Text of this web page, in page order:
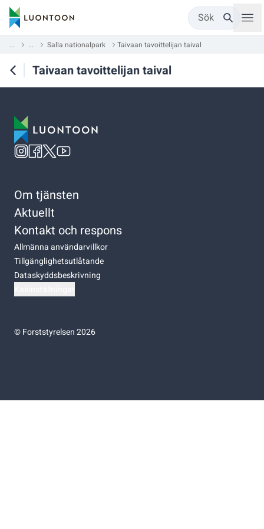
Sök
... ... Salla nationalpark Taivaan tavoittelijan taival
Taivaan tavoittelijan taival
Om tjänsten
Aktuellt
Kontakt och respons
Allmänna användarvillkor
Tillgänglighetsutlåtande
Dataskyddsbeskrivning
©Forststyrelsen 2026